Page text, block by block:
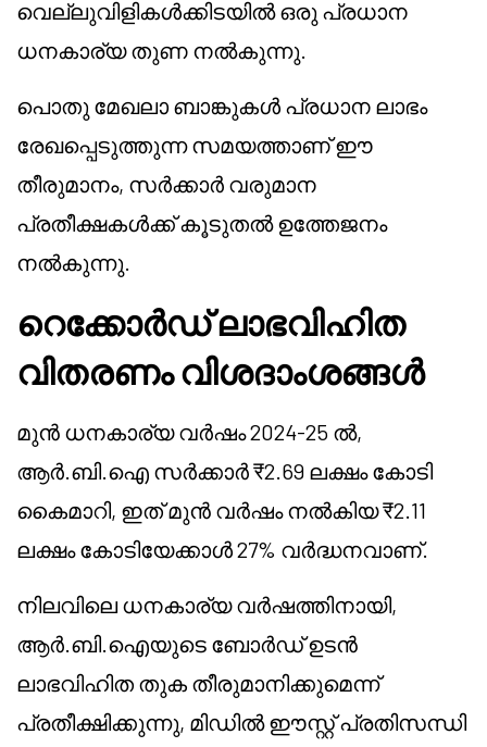
വെല്ലുവിളികൾക്കിടയിൽ ഒരു പ്രധാന
ധനകാര്യ തുണ നൽകുന്നു.
പൊതു മേഖലാ ബാങ്കുകൾ പ്രധാന ലാഭം
രേഖപ്പെടുത്തുന്ന സമയത്താണ് ഈ
തീരുമാനം, സർക്കാർ വരുമാന
പ്രതീക്ഷകൾക്ക് കൂടുതൽ ഉത്തേജനം
നൽകുന്നു.
റെക്കോർഡ് ലാഭവിഹിത
വിതരണം വിശദാംശങ്ങൾ
മുൻ ധനകാര്യ വർഷം 2024-25 ൽ,
ആർ.ബി.ഐ സർക്കാർ ₹2.69 ലക്ഷം കോടി
കൈമാറി, ഇത് മുൻ വർഷം നൽകിയ ₹2.11
ലക്ഷം കോടിയേക്കാൾ 27% വർദ്ധനവാണ്.
നിലവിലെ ധനകാര്യ വർഷത്തിനായി,
ആർ.ബി.ഐയുടെ ബോർഡ് ഉടൻ
ലാഭവിഹിത തുക തീരുമാനിക്കുമെന്ന്
പ്രതീക്ഷിക്കുന്നു, മിഡിൽ ഈസ്റ്റ് പ്രതിസന്ധി